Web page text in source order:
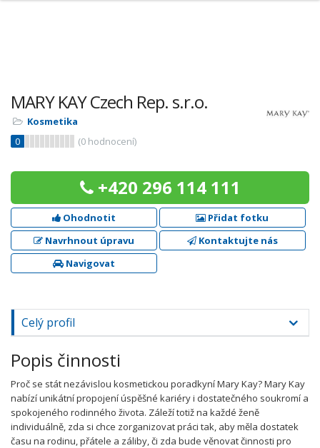
MARY KAY Czech Rep. s.r.o.
Kosmetika
0
(0 hodnocení)
+420 296 114 111
Ohodnotit
Přidat fotku
Navrhnout úpravu
Kontaktujte nás
Navigovat
Celý profil
Popis činnosti
Proč se stát nezávislou kosmetickou poradkyní Mary Kay? Mary Kay
nabízí unikátní propojení úspěšné kariéry i dostatečného soukromí a
spokojeného rodinného života. Záleží totiž na každé ženě
individuálně, zda si chce zorganizovat práci tak, aby měla dostatek
času na rodinu, přátele a záliby, či zda bude věnovat činnosti pro